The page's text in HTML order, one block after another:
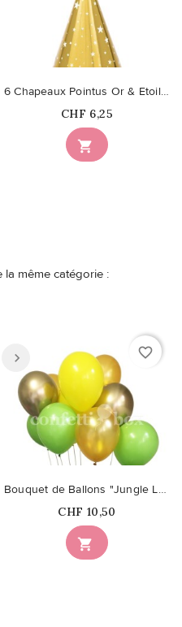

6 Chapeaux Pointus Or & Etoiles
Prix
CHF 6,25
la même catégorie :
favorite_border

Bouquet de Ballons "Jungle Love"
Prix
CHF 10,50